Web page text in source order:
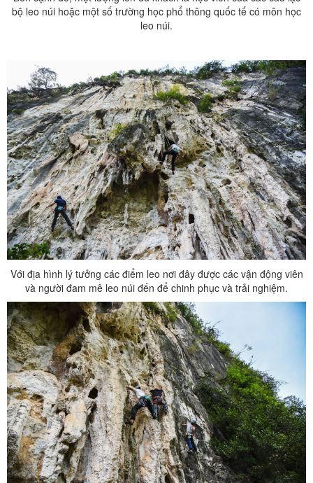
bộ leo núi hoặc một số trường học phổ thông quốc tế có môn học
leo núi.
Với địa hình lý tưởng các điểm leo nơi đây được các vận động viên
và người đam mê leo núi đến để chinh phục và trải nghiệm.